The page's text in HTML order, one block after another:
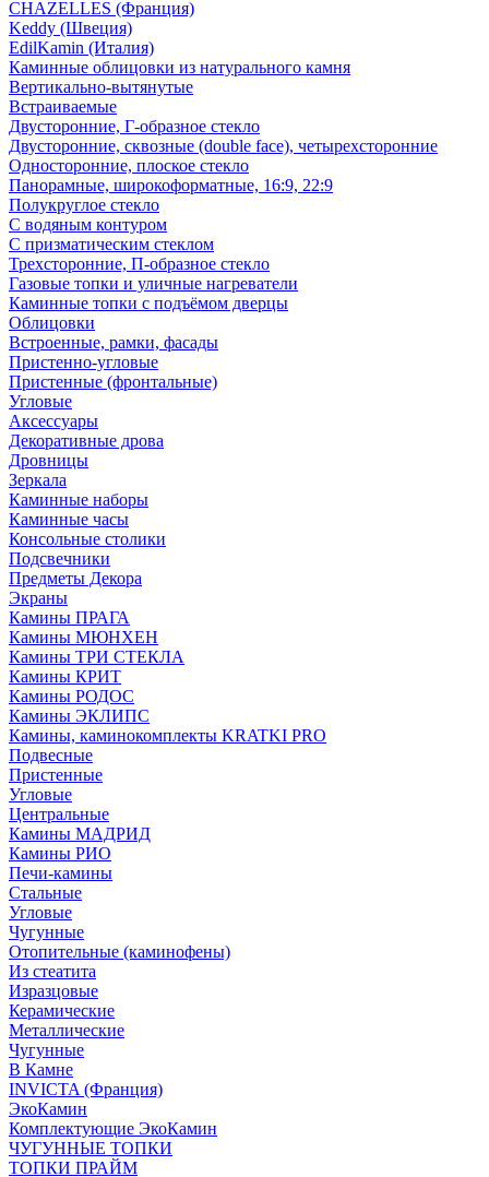
CHAZELLES (Франция)
Keddy (Швеция)
EdilKamin (Италия)
Каминные облицовки из натурального камня
Вертикально-вытянутые
Встраиваемые
Двусторонние, Г-образное стекло
Двусторонние, сквозные (double face), четырехсторонние
Односторонние, плоское стекло
Панорамные, широкоформатные, 16:9, 22:9
Полукруглое стекло
С водяным контуром
С призматическим стеклом
Трехсторонние, П-образное стекло
Газовые топки и уличные нагреватели
Каминные топки с подъёмом дверцы
Облицовки
Встроенные, рамки, фасады
Пристенно-угловые
Пристенные (фронтальные)
Угловые
Аксессуары
Декоративные дрова
Дровницы
Зеркала
Каминные наборы
Каминные часы
Консольные столики
Подсвечники
Предметы Декора
Экраны
Камины ПРАГА
Камины МЮНХЕН
Камины ТРИ СТЕКЛА
Камины КРИТ
Камины РОДОС
Камины ЭКЛИПС
Камины, каминокомплекты KRATKI PRO
Подвесные
Пристенные
Угловые
Центральные
Камины МАДРИД
Камины РИО
Печи-камины
Стальные
Угловые
Чугунные
Отопительные (каминофены)
Из стеатита
Изразцовые
Керамические
Металлические
Чугунные
В Камне
INVICTA (Франция)
ЭкоКамин
Комплектующие ЭкоКамин
ЧУГУННЫЕ ТОПКИ
ТОПКИ ПРАЙМ